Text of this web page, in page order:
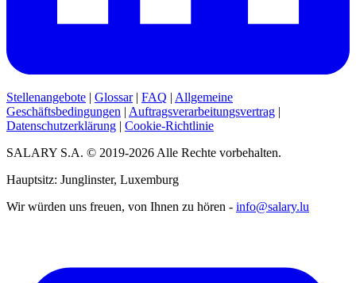
Stellenangebote | Glossar| FAQ | Allgemeine
Geschäftsbedingungen | Auftragsverarbeitungsvertrag |
Datenschutzerklärung | Cookie-Richtlinie
SALARY S.A. © 2019-2026 Alle Rechte vorbehalten.
Hauptsitz: Junglinster, Luxemburg
Wir würden uns freuen, von Ihnen zu hören - info@salary.lu